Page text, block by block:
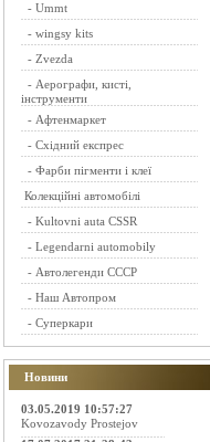
- Ummt
- wingsy kits
- Zvezda
- Аерографи, кисті,
інструменти
- Афтенмаркет
- Східний експрес
- Фарби пігменти і клеї
Колекційні автомобілі
- Kultovni auta CSSR
- Legendarni automobily
- Автолегенди СССР
- Наш Автопром
- Суперкари
Новини
03.05.2019 10:57:27
Kovozavody Prostejov